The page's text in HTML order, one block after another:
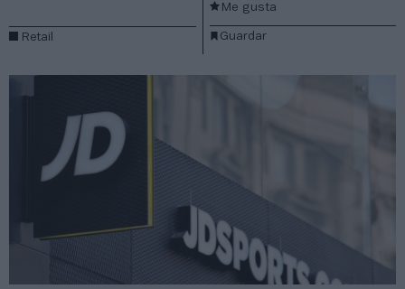
Retail Guardar
Me gusta